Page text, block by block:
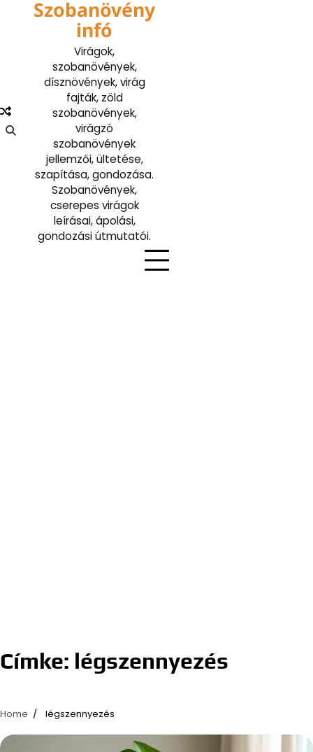
Szobanövény
infó
Virágok,
szobanövények,
dísznövények, virág
fajták, zöld
szobanövények,
virágzó
szobanövények
jellemzői, ültetése,
szapítása, gondozása.
Szobanövények,
cserepes virágok
leírásai, ápolási,
gondozási útmutatói.
Címke: légszennyezés
Home légszennyezés